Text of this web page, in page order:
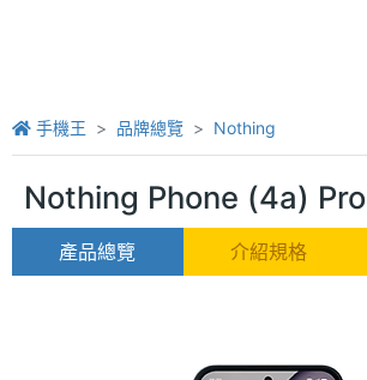
手機王 品牌總覽 Nothing
Nothing Phone (4a) Pro
產品總覽 介紹規格